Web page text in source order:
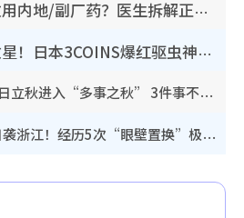
网传公立医院改用内地/副厂药？医生拆解正副厂分别，揭4类人换药随时出事
怕虫人士夏季救星！日本3COINS爆红驱虫神器$45起 1招“全程免触碰”轻松搞定小强
立秋2026｜8月7日立秋进入“多事之秋” 3件事不可做！专家教6招开运 清杂物／钱包纳气接好运
台风白海豚料周日袭浙江！经历5次“眼壁置换”极罕见 成登陆内地最长途台风